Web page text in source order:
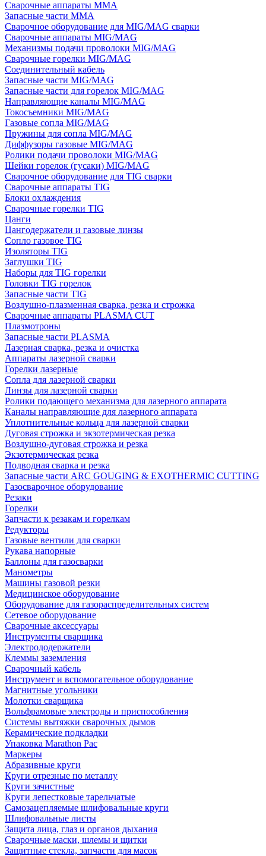
Сварочные аппараты MMA
Запасные части MMA
Сварочное оборудование для MIG/MAG сварки
Сварочные аппараты MIG/MAG
Механизмы подачи проволоки MIG/MAG
Сварочные горелки MIG/MAG
Соединительный кабель
Запасные части MIG/MAG
Запасные части для горелок MIG/MAG
Направляющие каналы MIG/MAG
Токосъемники MIG/MAG
Газовые сопла MIG/MAG
Пружины для сопла MIG/MAG
Диффузоры газовые MIG/MAG
Ролики подачи проволоки MIG/MAG
Шейки горелок (гусаки) MIG/MAG
Сварочное оборудование для TIG сварки
Сварочные аппараты TIG
Блоки охлаждения
Сварочные горелки TIG
Цанги
Цангодержатели и газовые линзы
Сопло газовое TIG
Изоляторы TIG
Заглушки TIG
Наборы для TIG горелки
Головки TIG горелок
Запасные части TIG
Воздушно-плазменная сварка, резка и строжка
Сварочные аппараты PLASMA CUT
Плазмотроны
Запасные части PLASMA
Лазерная сварка, резка и очистка
Аппараты лазерной сварки
Горелки лазерные
Сопла для лазерной сварки
Линзы для лазерной сварки
Ролики подающего механизма для лазерного аппарата
Каналы направляющие для лазерного аппарата
Уплотнительные кольца для лазерной сварки
Дуговая строжка и экзотермическая резка
Воздушно-дуговая строжка и резка
Экзотермическая резка
Подводная сварка и резка
Запасные части ARC GOUGING & EXOTHERMIC CUTTING
Газосварочное оборудование
Резаки
Горелки
Запчасти к резакам и горелкам
Редукторы
Газовые вентили для сварки
Рукава напорные
Баллоны для газосварки
Манометры
Машины газовой резки
Медицинское оборудование
Оборудование для газораспределительных систем
Сетевое оборудование
Сварочные аксессуары
Инструменты сварщика
Электрододержатели
Клеммы заземления
Сварочный кабель
Инструмент и вспомогательное оборудование
Магнитные угольники
Молотки сварщика
Вольфрамовые электроды и приспособления
Системы вытяжки сварочных дымов
Керамические подкладки
Упаковка Marathon Pac
Маркеры
Абразивные круги
Круги отрезные по металлу
Круги зачистные
Круги лепестковые тарельчатые
Самозацепляемые шлифовальные круги
Шлифовальные листы
Защита лица, глаз и органов дыхания
Сварочные маски, шлемы и щитки
Защитные стекла, запчасти для масок